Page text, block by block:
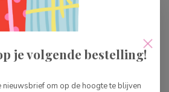
ruimte - Wiskid 8-10
je volgende bestelling!
nieuwsbrief om op de hoogte te blijven